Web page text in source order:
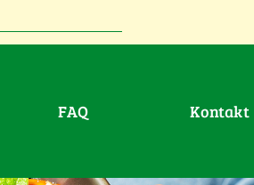
FAQ Kontakt